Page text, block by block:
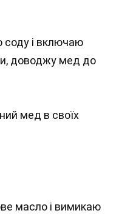
і включаю
доводжу мед до
мед в своїх
масло і вимикаю